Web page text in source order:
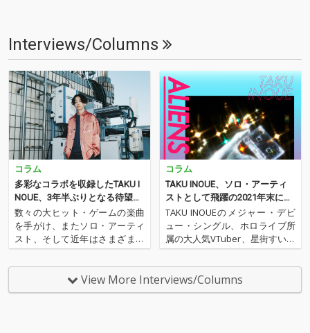
Interviews/Columns
コラム
多彩なコラボを収録したTAKU I
NOUE、3年半ぶりとなる待望の
セカンドEP「FUTARI EP」をレ
ヴュー
数々の大ヒット・ゲームの楽曲
を手がけ、またソロ・アーティ
スト、そして近年はさまざまな
ano、DAOKO、Eve、星街すい
せいなどなど、VTuber / シンガ
ー / アーティストなどのプロデ
ュースをてがけるTAKU INOU
コラム
TAKU INOUE、ソロ・アーティ
ストとして飛躍の2021年末に放
つコンセプトEP
TAKU INOUEのメジャー・デビ
ュー・シングル、ホロライブ所
属の大人気VTuber、星街すいせ
いをフィーチャーした「3時12
分」はOTOTOYの配信でも異例
の大ヒット。これまでに『アイ
ドルマスター』や『電音部』と
View More Interviews/Columns